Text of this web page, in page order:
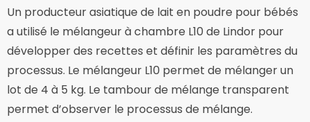
Un producteur asiatique de lait en poudre pour bébés
a utilisé le mélangeur à chambre L10 de Lindor pour
développer des recettes et définir les paramètres du
processus. Le mélangeur L10 permet de mélanger un
lot de 4 à 5 kg. Le tambour de mélange transparent
permet d’observer le processus de mélange.